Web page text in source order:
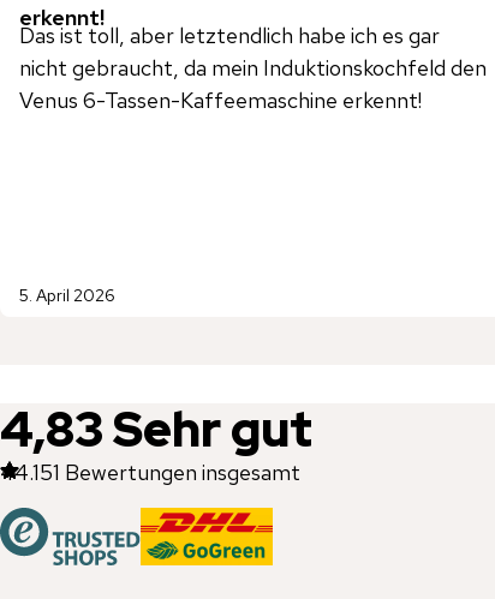
erkennt!
Das ist toll, aber letztendlich habe ich es gar
nicht gebraucht, da mein Induktionskochfeld den
Venus 6-Tassen-Kaffeemaschine erkennt!
5. April 2026
4,83Sehr gut
44.151 Bewertungen insgesamt